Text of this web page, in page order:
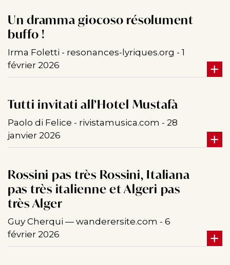
Un dramma giocoso résolument
buffo !
Irma Foletti - resonances-lyriques.org - 1
février 2026
Tutti invitati all’Hotel Mustafà
Paolo di Felice - rivistamusica.com - 28
janvier 2026
Rossini pas très Rossini, Italiana
pas très italienne et Algeri pas
très Alger
Guy Cherqui — wanderersite.com - 6
février 2026